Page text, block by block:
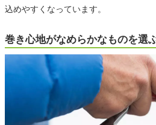
込めやすくなっています。
巻き心地がなめらかなものを選